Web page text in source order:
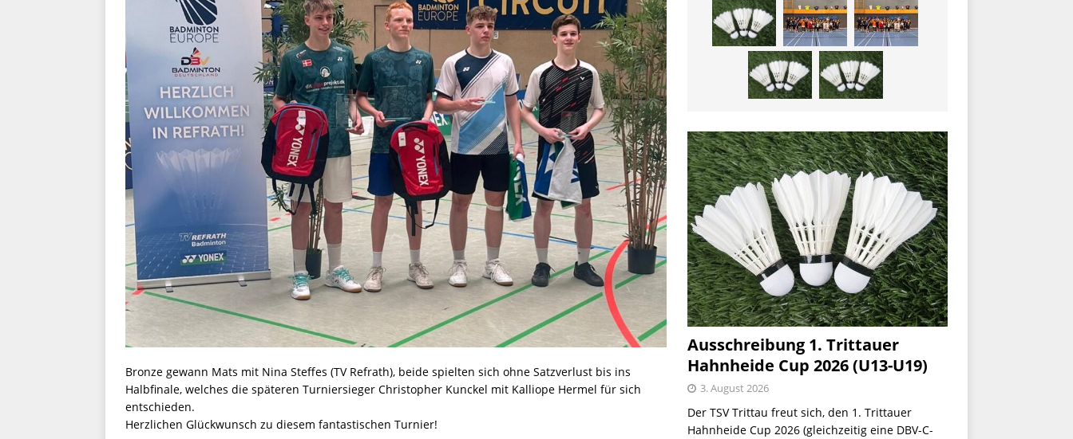
Bronze gewann Mats mit Nina Steffes (TV Refrath), beide spielten sich ohne Satzverlust bis ins
Halbfinale, welches die späteren Turniersieger Christopher Kunckel mit Kalliope Hermel für sich
entschieden.
Herzlichen Glückwunsch zu diesem fantastischen Turnier!
Ausschreibung 1. Trittauer
Hahnheide Cup 2026 (U13-U19)
3. August 2026
Der TSV Trittau freut sich, den 1. Trittauer
Hahnheide Cup 2026 (gleichzeitig eine DBV-C-